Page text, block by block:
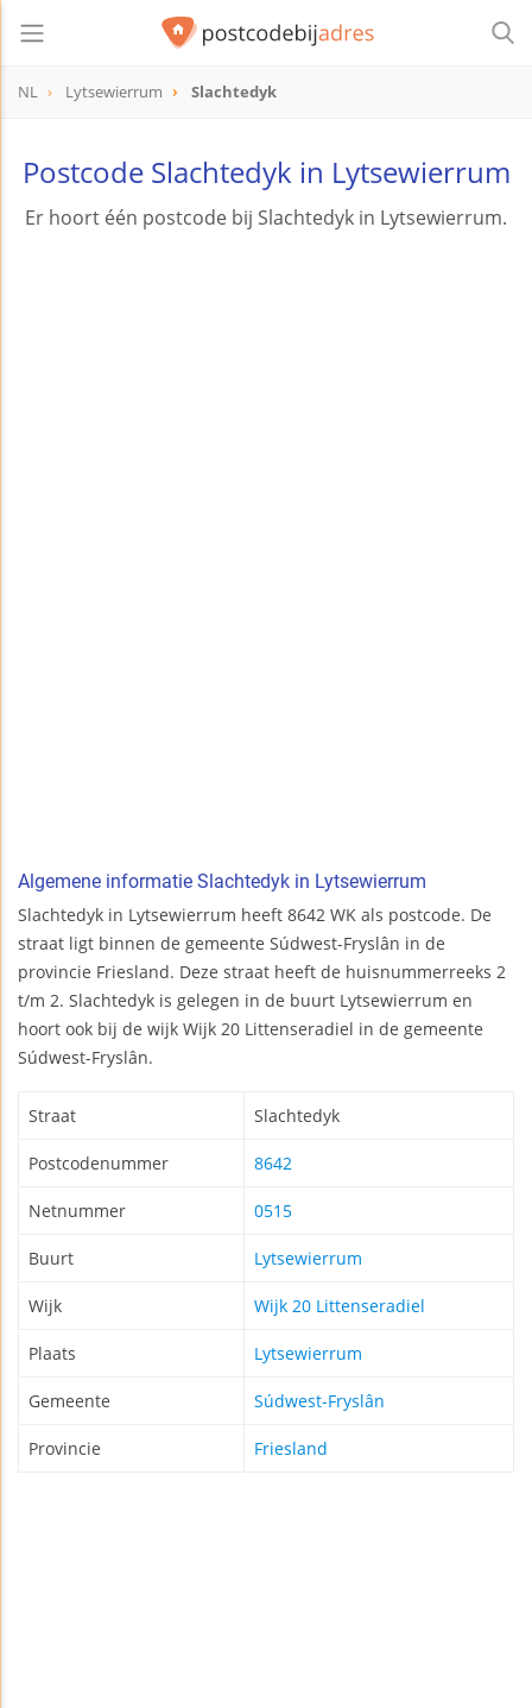
NL Lytsewierrum Slachtedyk
Postcode Slachtedyk in Lytsewierrum
Er hoort één postcode bij Slachtedyk in Lytsewierrum.
Algemene informatie Slachtedyk in Lytsewierrum
Slachtedyk in Lytsewierrum heeft 8642 WK als postcode. De
straat ligt binnen de gemeente Súdwest-Fryslân in de
provincie Friesland. Deze straat heeft de huisnummerreeks 2
t/m 2. Slachtedyk is gelegen in de buurt Lytsewierrum en
hoort ook bij de wijk Wijk 20 Littenseradiel in de gemeente
Súdwest-Fryslân.
Straat Slachtedyk
Postcodenummer 8642
Netnummer 0515
Buurt Lytsewierrum
Wijk Wijk 20 Littenseradiel
Plaats Lytsewierrum
Gemeente Súdwest-Fryslân
Provincie Friesland